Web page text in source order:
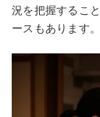
況を把握するこ
ースもあります。